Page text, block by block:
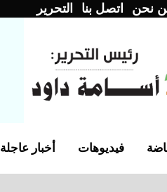
نحن اتصل بنا التحرير
أخبار عاجلة فيديوهات